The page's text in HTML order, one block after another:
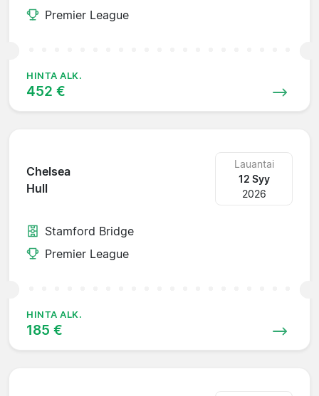
Premier League
HINTA ALK.
452 €
Chelsea
Hull
Lauantai
12 Syy
2026
Stamford Bridge
Premier League
HINTA ALK.
185 €